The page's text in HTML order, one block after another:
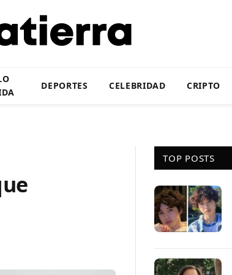
DEPORTES CELEBRIDAD CRIPTO
TOP POSTS